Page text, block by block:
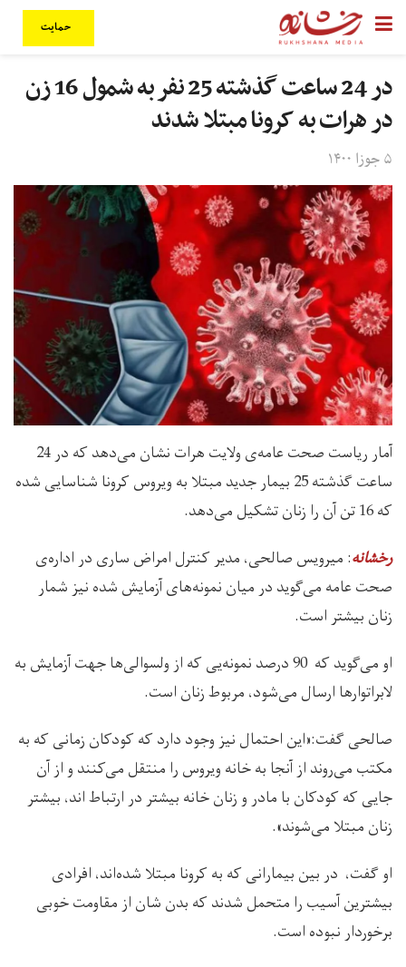
حمایت
در 24 ساعت گذشته 25 نفر به شمول 16 زن
در هرات به کرونا مبتلا شدند
۵ جوزا ۱۴۰۰
آمار ریاست صحت عامه‌ی ولایت هرات نشان می‌دهد که در 24
ساعت گذشته 25 بیمار جدید مبتلا به ویروس کرونا شناسایی شده
که 16 تن آن را زنان تشکیل می‌دهد.
رخشانه: میرویس صالحی، مدیر کنترل امراض ساری در اداره‌ی
صحت عامه می‌گوید در میان نمونه‌های آزمایش شده نیز شمار
زنان بیشتر است.
او می‌گوید که 90 درصد نمونه‌یی که از ولسوالی‌ها جهت آزمایش به
لابراتوارها ارسال می‌شود، مربوط زنان است.
صالحی گفت:«این احتمال نیز وجود دارد که کودکان زمانی که به
مکتب می‌روند از آنجا به خانه ویروس را منتقل می‌کنند و از آن
جایی که کودکان با مادر و زنان خانه بیشتر در ارتباط اند، بیشتر
زنان مبتلا می‌شوند».
او گفت، در بین بیمارانی که به کرونا مبتلا شده‌اند، افرادی
بیشترین آسیب را متحمل شدند که بدن شان از مقاومت خوبی
برخوردار نبوده است.